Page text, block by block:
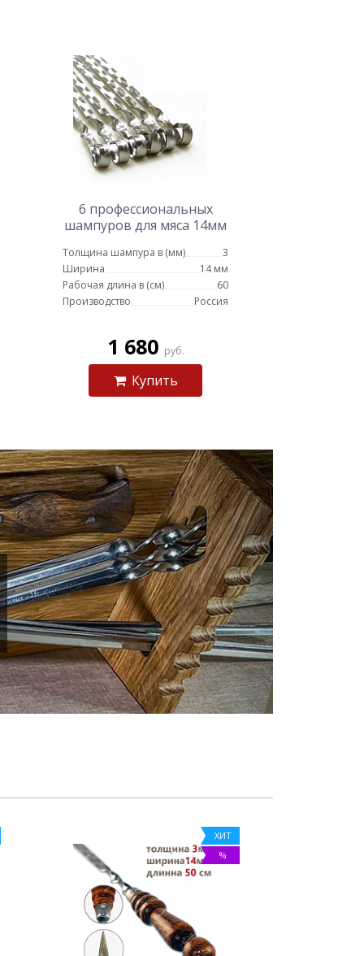
6 профессиональных
шампуров для мяса 14мм
Толщина шампура в (мм)
3
Ширина
14 мм
Рабочая длина в (см)
60
Производство
Россия
1 680 руб.
Купить
ХИТ
%